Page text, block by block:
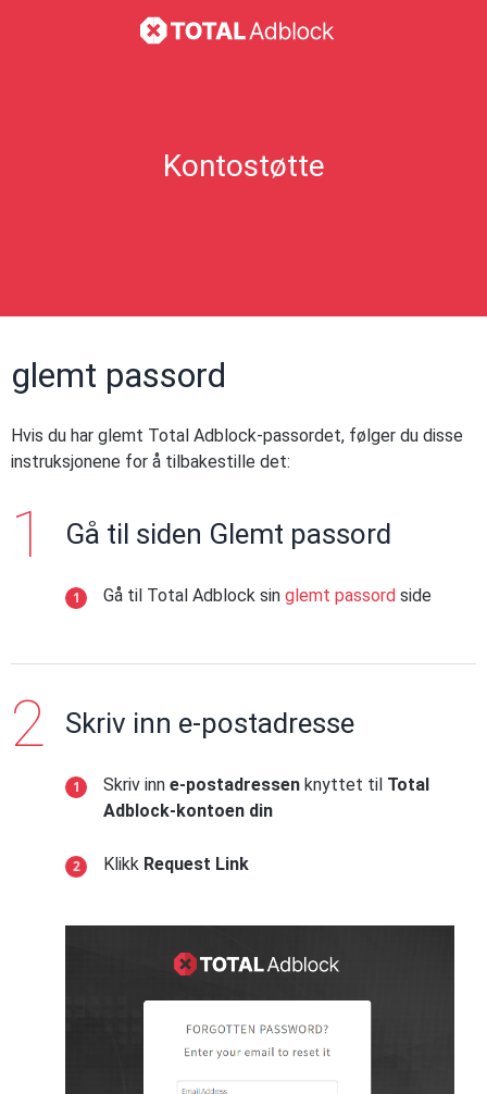
Kontostøtte
glemt passord
Hvis du har glemt Total Adblock-passordet, følger du disse
instruksjonene for å tilbakestille det:
Gå til siden Glemt passord
Gå til Total Adblock sin glemt passord side
Skriv inn e-postadresse
Skriv inn e-postadressen knyttet til Total
Adblock-kontoen din
Klikk Request Link